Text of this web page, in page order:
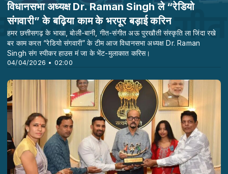
04/04/2026 • 02:00
विधानसभा अध्यक्ष Dr. Raman Singh ले “रेडियो
संगवारी” के बढ़िया काम के भरपूर बड़ाई करिन
हमर छत्तीसगढ़ के भाखा, बोली-बानी, गीत-संगीत अऊ पुरखौती संस्कृति ला जिंदा रखे
बर काम करत “रेडियो संगवारी” के टीम आज विधानसभा अध्यक्ष Dr. Raman
Singh संग स्पीकर हाउस मं जा के भेंट-मुलाकात करिस।